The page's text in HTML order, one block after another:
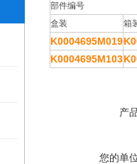
部件编号
盒装
箱
K0004695M019
K0004695M103
产
您的单